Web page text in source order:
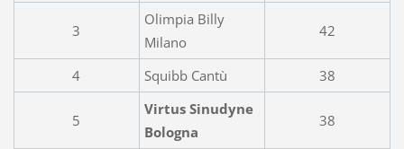
3
Olimpia Billy
Milano
42
4 Squibb Cantù 38
5
Virtus Sinudyne
Bologna
38